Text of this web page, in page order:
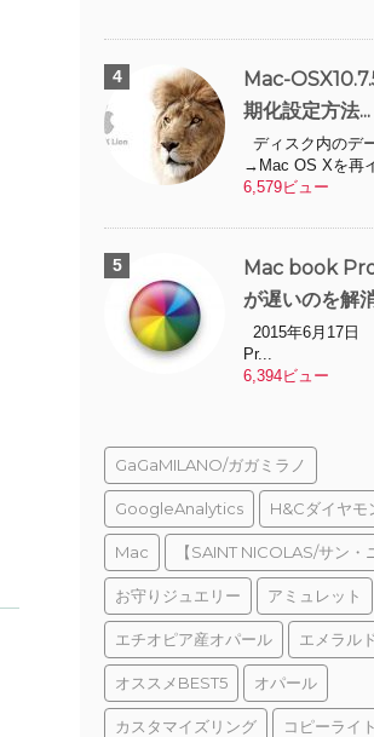
Mac-
期化設定方法...
ディスク内のデ
→Mac OS Xを再
6,579ビュー
Mac book
が遅いのを解
2015年6月17日
Pr...
6,394ビュー
GaGaMILANO/ガガミラノ
GoogleAnalytics H&Cダイヤモ
Mac 【SAINT NICOLAS/サン・
お守りジュエリー アミュレット
エチオピア産オパール エメラルド
オススメBEST5 オパール
カスタマイズリング コピーライト